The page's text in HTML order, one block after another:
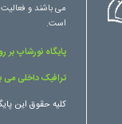
می باشند و
است.
پایگاه نورشاپ بر
ترافیک داخلی می
کلیه حقوق این